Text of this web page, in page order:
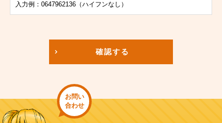
入力例：0647962136（ハイフンなし）
確認する
お問い
合わせ